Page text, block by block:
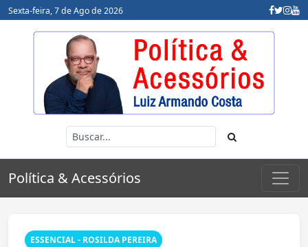
Sexta-feira, 7 de Ago de 2026
Política & Acessórios
ESSENCIAL - ROSILDA PEREIRA